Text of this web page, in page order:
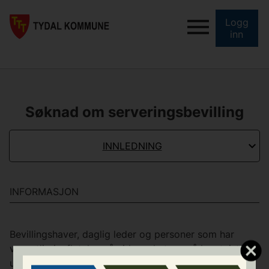
Logg
inn
Søknad om serveringsbevilling
INNLEDNING
INFORMASJON
Bevillingshaver, daglig leder og personer som har
vesentlig innflytelse på virksomheten, må ha utvist
uklanderlig vandel i forhold til straffelovgivningen,